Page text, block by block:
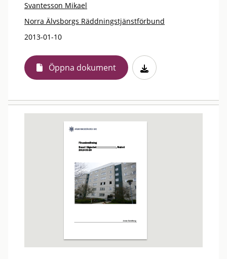
Svantesson Mikael
Norra Älvsborgs Räddningstjänstförbund
2013-01-10
Öppna dokument